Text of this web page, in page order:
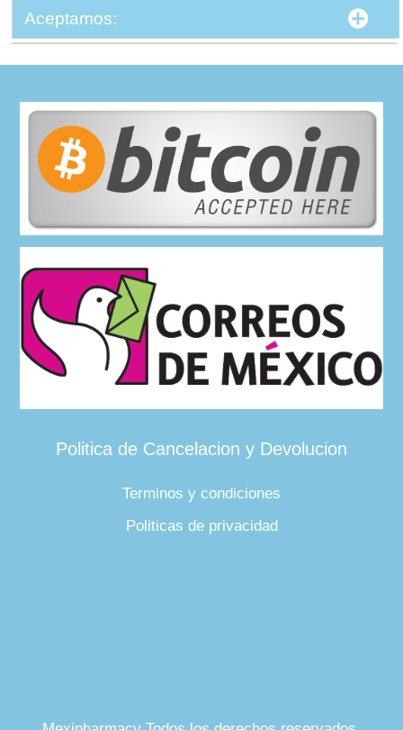
Aceptamos:
Politica de Cancelacion y Devolucion
Terminos y condiciones
Politicas de privacidad